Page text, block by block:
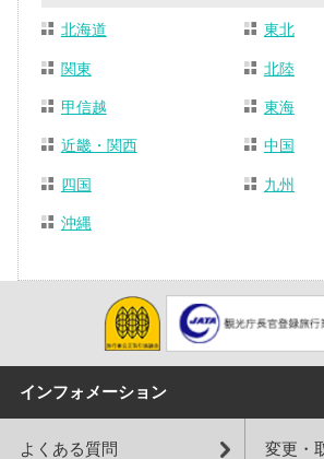
北海道 東北
関東 北陸
甲信越 東海
近畿・関西 中国
四国 九州
沖縄
インフォメーション
よくある質問 変更・